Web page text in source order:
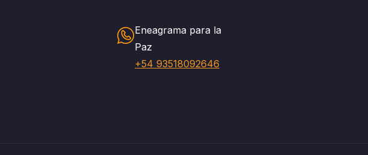
Eneagrama para la
Paz
+54 93518092646